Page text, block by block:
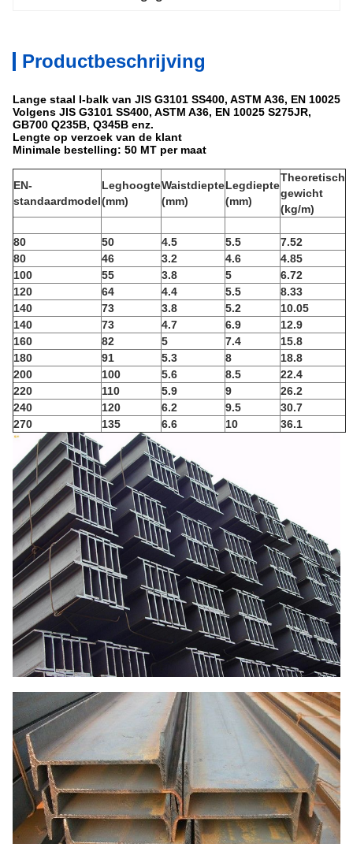
Productbeschrijving
Lange staal I-balk van JIS G3101 SS400, ASTM A36, EN 10025
Volgens JIS G3101 SS400, ASTM A36, EN 10025 S275JR,
GB700 Q235B, Q345B enz.
Lengte op verzoek van de klant
Minimale bestelling: 50 MT per maat
EN-
standaardmodel
Leghoogte
(mm)
Waistdiepte
(mm)
Legdiepte
(mm)
Theoretisch
gewicht
(kg/m)
80 50 4.5 5.5
7.52
80
46 3.2 4.6
4.85
100
55 3.8 5
6.72
120
64 4.4 5.5
8.33
140
73 3.8 5.2
10.05
140
73 4.7 6.9
12.9
160
82 5 7.4
15.8
180
91 5.3 8
18.8
200
100 5.6 8.5
22.4
220
110 5.9 9
26.2
240
120 6.2 9.5
30.7
270
135 6.6 10 36.1